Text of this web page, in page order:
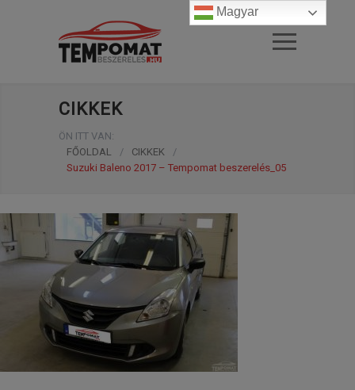
CIKKEK
ÖN ITT VAN:
FŐOLDAL
/ CIKKEK
/
Suzuki Baleno 2017 – Tempomat beszerelés_05
Magyar